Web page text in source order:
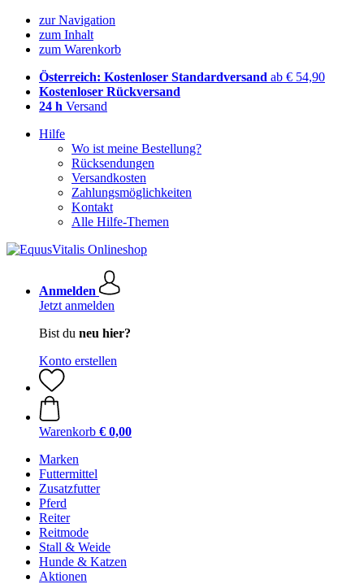
zur Navigation
zum Inhalt
zum Warenkorb
Österreich: Kostenloser Standardversand ab € 54,90
Kostenloser Rückversand
24 h Versand
Hilfe
Wo ist meine Bestellung?
Rücksendungen
Versandkosten
Zahlungsmöglichkeiten
Kontakt
Alle Hilfe-Themen
Anmelden
Jetzt anmelden
Bist du neu hier?
Konto erstellen
Warenkorb € 0,00
Marken
Futtermittel
Zusatzfutter
Pferd
Reiter
Reitmode
Stall & Weide
Hunde & Katzen
Aktionen